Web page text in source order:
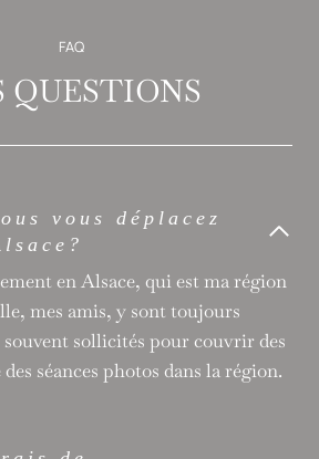
FAQ
QUESTIONS
vous déplacez
en Alsace, qui est ma région
mes amis, y sont toujours
souvent sollicités pour couvrir des
séances photos dans la région.